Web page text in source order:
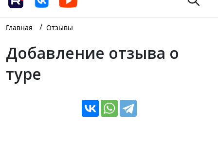
Главная / Отзывы
Добавление отзыва о
туре